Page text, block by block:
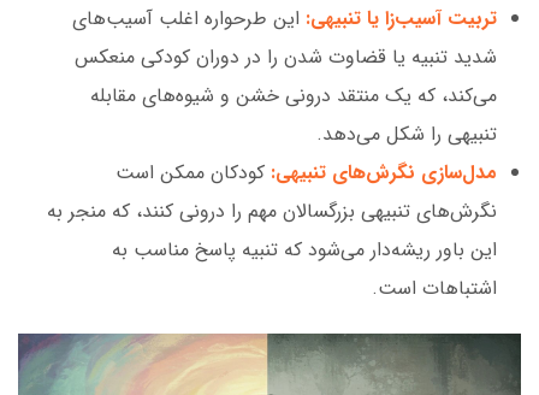
تربیت آسیب‌زا یا تنبیهی: این طرحواره اغلب آسیب‌های
شدید تنبیه یا قضاوت شدن را در دوران کودکی منعکس
می‌کند، که یک منتقد درونی خشن و شیوه‌های مقابله
تنبیهی را شکل می‌دهد.
مدل‌سازی نگرش‌های تنبیهی: کودکان ممکن است
نگرش‌های تنبیهی بزرگسالان مهم را درونی کنند، که منجر به
این باور ریشه‌دار می‌شود که تنبیه پاسخ مناسب به
اشتباهات است.